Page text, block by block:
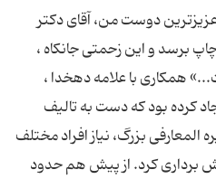
دوست من، آقای دکتر
برسد و این زحمتی جانکاه ،
همکاری با علامه دهخدا ،
کرده بود که دست به تالیف
المعارفی بزرگ، نیاز افراد مختلف
برداری کرد. از پیش هم حدود